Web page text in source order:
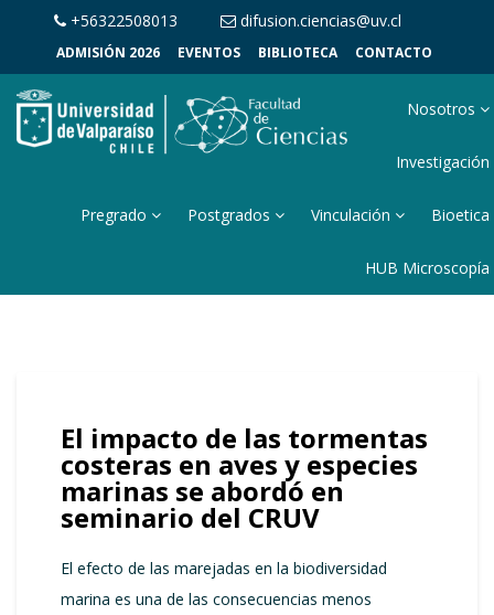
+56322508013 difusion.ciencias@uv.cl
ADMISIÓN 2026 EVENTOS BIBLIOTECA CONTACTO
Nosotros
Investigación
Pregrado Postgrados Vinculación Bioetica
HUB Microscopía
El impacto de las tormentas
costeras en aves y especies
marinas se abordó en
seminario del CRUV
El efecto de las marejadas en la biodiversidad
marina es una de las consecuencias menos